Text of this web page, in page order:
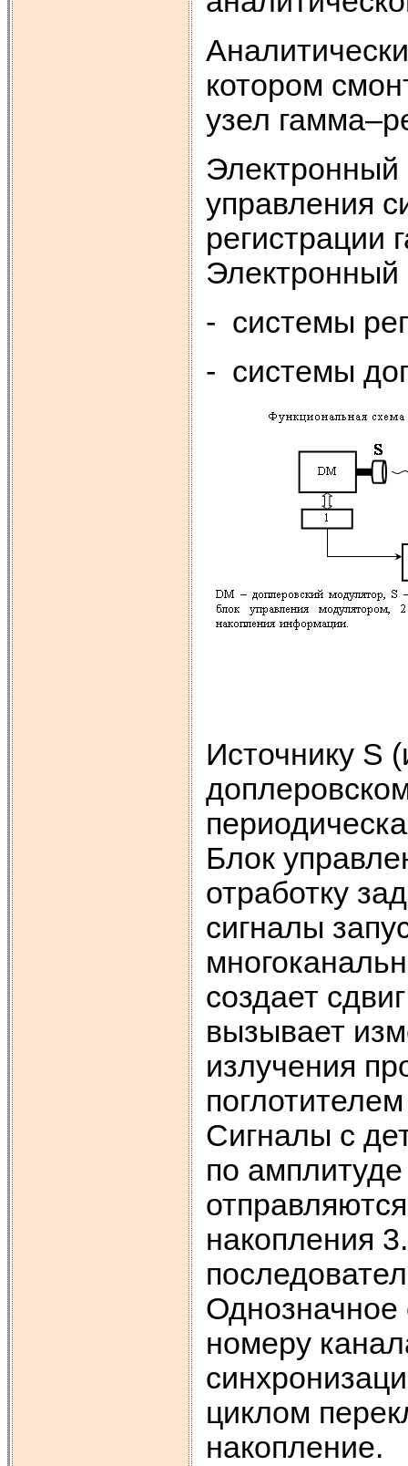
котором
узел
Электронный
управления
регистрации
Электронный
- системы
- системы
Источнику S
Блок
отработку
сигналы
создает
вызывает
излучения
Сигналы с
по
накопления
Однозначное
номеру
циклом
накопление.